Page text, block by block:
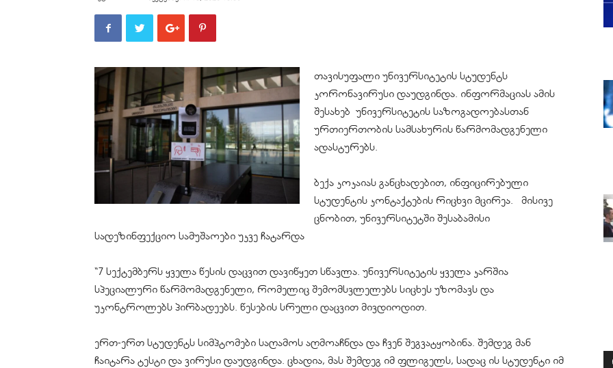
თავისუფალი უნივერსიტეტის სტუდენტს
კორონავირუსი დაუდგინდა. ინფორმაციას ამის
შესახებ უნივერსიტეტის საზოგადოებასთან
ურთიერთობის სამსახურის წარმომადგენელი
ადასტურებს.
ბექა კოკაიას განცხადებით, ინფიცირებული
სტუდენტის კონტაქტების რიცხვი მცირეა. მისივე
ცნობით, უნივერსიტეტში შესაბამისი
სადეზინფექციო სამუშაოები უკვე ჩატარდა
“7 სექტემბერს ყველა წესის დაცვით დავიწყეთ სწავლა. უნივერსიტეტის ყველა კარშია
სპეციალური წარმომადგენელი, რომელიც შემომსვლელებს სიცხეს უზომავს და
უკონტროლებს პირბადეებს. წესების სრული დაცვით მივდიოდით.
ერთ-ერთ სტუდენტს სიმპტომები საღამოს აღმოაჩნდა და ჩვენ შეგვატყობინა. შემდეგ მან
ჩაიტარა ტესტი და ვირუსი დაუდგინდა. ცხადია, მას შემდეგ იმ ფლიგელს, სადაც ის სტუდენტი იმ